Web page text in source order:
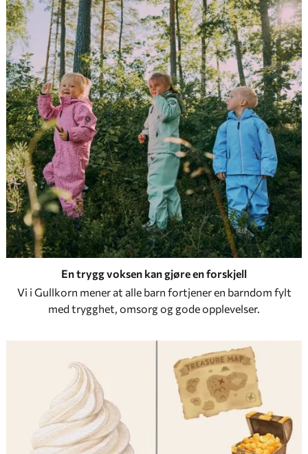
En trygg voksen kan gjøre en forskjell
Vi i Gullkorn mener at alle barn fortjener en barndom fylt
med trygghet, omsorg og gode opplevelser.